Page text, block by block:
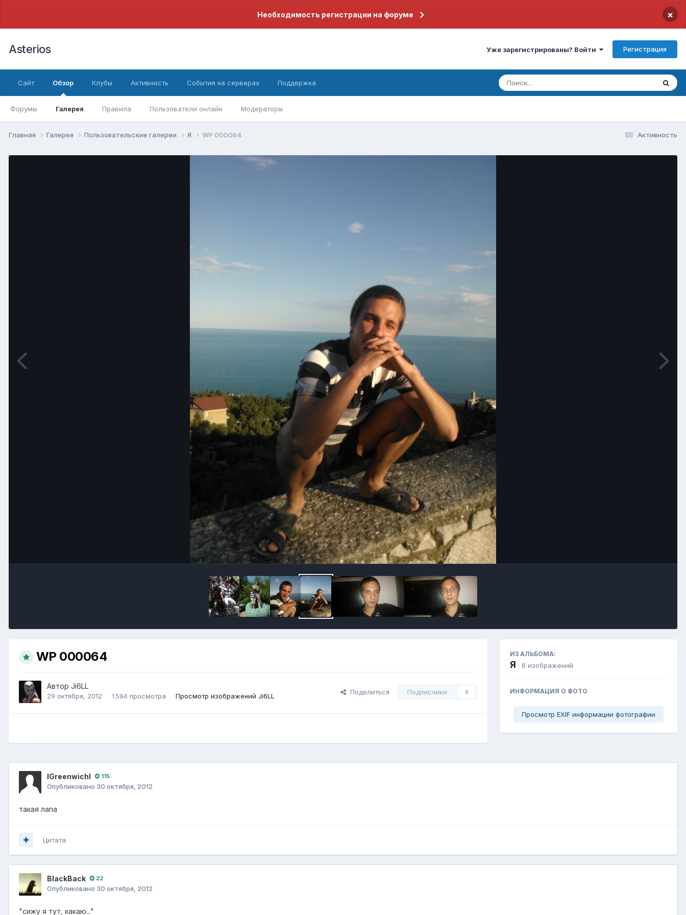
Необходимость регистрации на форуме ×
Asterios Уже зарегистрированы? Войти Регистрация
Сайт Обзор
Форумы Галерея Правила Пользователи онлайн Модераторы
Клубы Активность События на серверах Поддержка
Активность
Главная Галерея Пользовательские галереи Я WP 000064
WP 000064
Автор Ji6LL
29 октября, 2012 1 594 просмотра Просмотр изображений Ji6LL
Поделиться Подписчики 0
ИЗ АЛЬБОМА:
Я · 6 изображений
ИНФОРМАЦИЯ О ФОТО
Просмотр EXIF информации фотографии
lGreenwichl 115
Опубликовано 30 октября, 2012
такая лапа
Цитата
BlackBack 22
Опубликовано 30 октября, 2012
"сижу я тут, какаю..."